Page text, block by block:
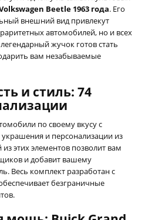
Beetle 1963 года. Его
внешний вид привлекут
автомобилей, но и всех
жучок готов стать
вам незабываемые
и стиль: 74
по своему вкусу с
и персонализации из
этих элементов позволит вам
и добавит вашему
Весь комплект разработан с
безграничные